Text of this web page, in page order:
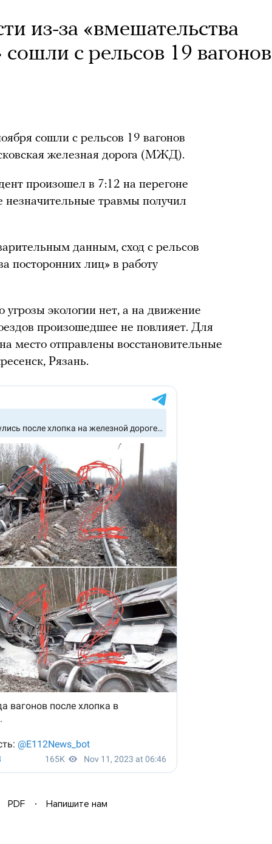
из-за «вмешательства
с рельсов 19 вагонов
сошли с рельсов 19 вагонов
железная дорога (МЖД).
произошел в 7:12 на перегоне
незначительные травмы получил
данным, сход с рельсов
посторонних лиц» в работу
экологии нет, а на движение
произошедшее не повлияет. Для
место отправлены восстановительные
Рязань.
PDF
Напишите нам